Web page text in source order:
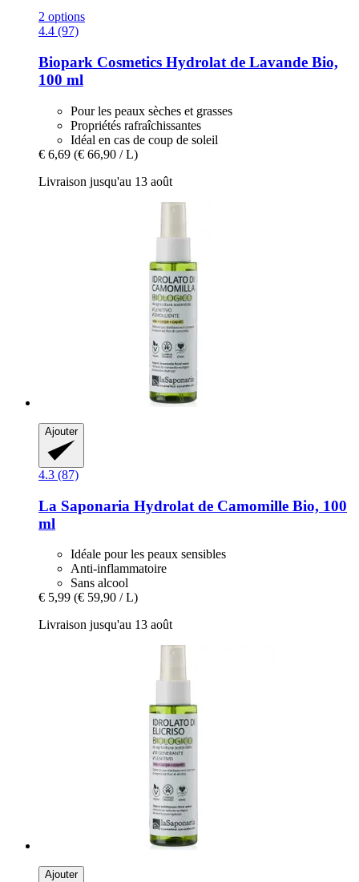
2 options
4.4 (97)
Biopark Cosmetics Hydrolat de Lavande Bio,
100 ml
Pour les peaux sèches et grasses
Propriétés rafraîchissantes
Idéal en cas de coup de soleil
€ 6,69 (€ 66,90 / L)
Livraison jusqu'au 13 août
Ajouter
4.3 (87)
La Saponaria Hydrolat de Camomille Bio, 100
ml
Idéale pour les peaux sensibles
Anti-inflammatoire
Sans alcool
€ 5,99 (€ 59,90 / L)
Livraison jusqu'au 13 août
Ajouter